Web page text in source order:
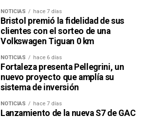
Una publicación compartida por Venus Media (@venusmediaoficial)
NOTICIAS hace 7 días
Bristol premió la fidelidad de sus
clientes con el sorteo de una
Volkswagen Tiguan 0 km
NOTICIAS hace 6 días
Fortaleza presenta Pellegrini, un
nuevo proyecto que amplía su
sistema de inversión
NOTICIAS hace 7 días
Lanzamiento de la nueva S7 de GAC